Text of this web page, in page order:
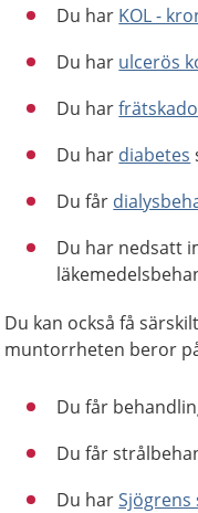
Du har KOL -
Du har ulcerös
Du har
Du har diabetes
Du får
Du har nedsatt
Du kan också få
muntorrheten beror
Du får
Du får
Du har